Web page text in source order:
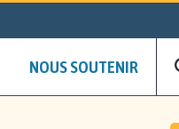
NOUS SOUTENIR